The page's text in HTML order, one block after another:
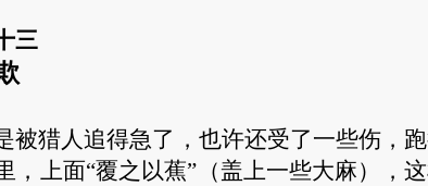
三
猎人追得急了，也许还受了一些伤，
，上面“覆之以蕉”（盖上一些大麻），